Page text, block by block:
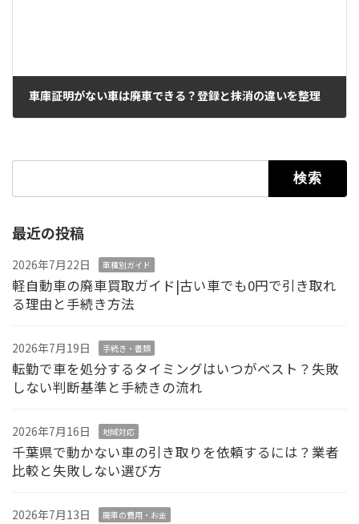
車庫証明がない車は廃車できる？登録と抹消の違いを整理
最近の投稿
2026年7月22日 車種別ガイド
軽自動車の廃車買取ガイド|古い車でも0円で引き取れ
る理由と手続き方法
2026年7月19日 手続き・書類
転勤で車を処分するタイミングはいつがベスト？失敗
しない判断基準と手続きの流れ
2026年7月16日 地域対応
千葉県で動かない車の引き取りを依頼するには？業者
比較と失敗しない選び方
2026年7月13日 廃車の費用・お金